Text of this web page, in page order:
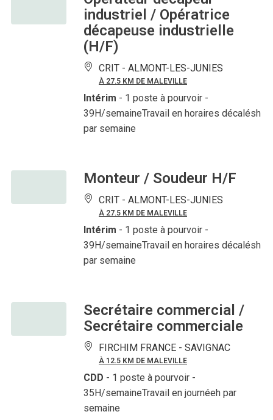
industriel / Opératrice
décapeuse industrielle
(H/F)
CRIT - ALMONT-LES-JUNIES
À 27.5 KM DE MALEVILLE
Intérim - 1 poste à pourvoir -
39H/semaineTravail en horaires décalésh
par semaine
Monteur / Soudeur H/F
CRIT - ALMONT-LES-JUNIES
À 27.5 KM DE MALEVILLE
Intérim - 1 poste à pourvoir -
39H/semaineTravail en horaires décalésh
par semaine
Secrétaire commercial /
Secrétaire commerciale
FIRCHIM FRANCE - SAVIGNAC
À 12.5 KM DE MALEVILLE
CDD - 1 poste à pourvoir -
35H/semaineTravail en journéeh par
semaine